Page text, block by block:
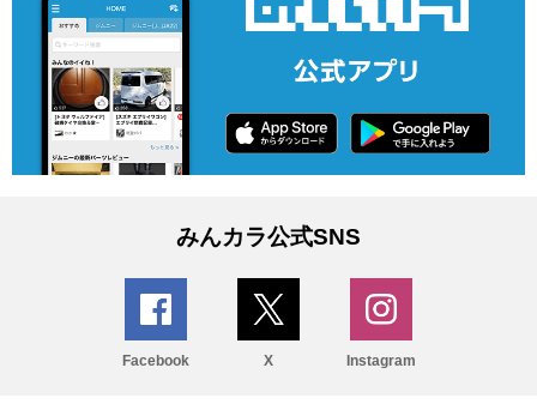
みんカラ公式SNS
Facebook X Instagram